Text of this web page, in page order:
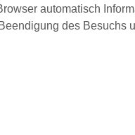
automatisch
des